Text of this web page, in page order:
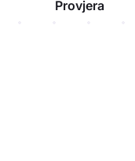
Provjera